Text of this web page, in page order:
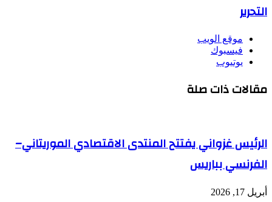
التحرير
موقع الويب
فيسبوك
يوتيوب
مقالات ذات صلة
الرئيس غزواني يفتتح المنتدى الاقتصادي الموريتاني–
الفرنسي بباريس
أبريل 17, 2026